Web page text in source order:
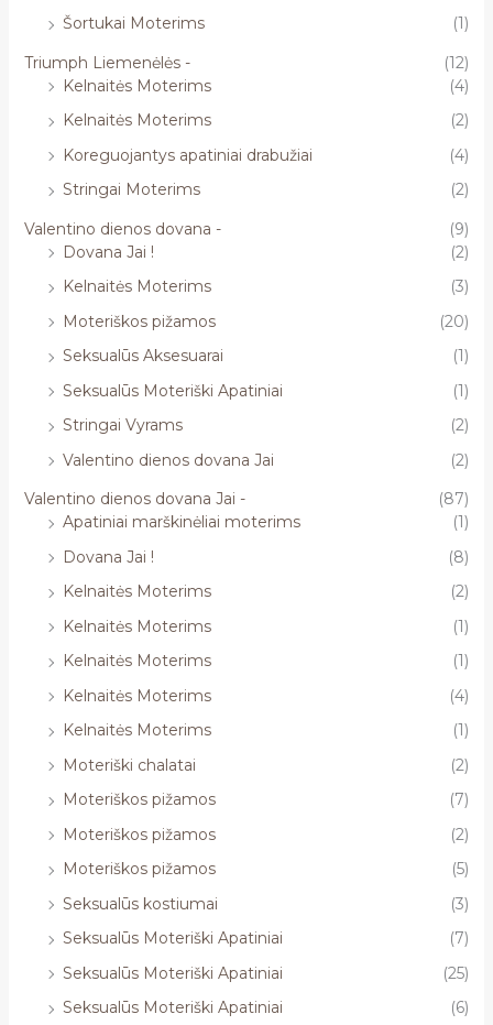
Šortukai Moterims
(1)
Triumph Liemenėlės -
(12)
Kelnaitės Moterims
(4)
Kelnaitės Moterims
(2)
Koreguojantys apatiniai drabužiai
(4)
Stringai Moterims
(2)
Valentino dienos dovana -
(9)
Dovana Jai !
(2)
Kelnaitės Moterims
(3)
Moteriškos pižamos
(20)
Seksualūs Aksesuarai
(1)
Seksualūs Moteriški Apatiniai
(1)
Stringai Vyrams
(2)
Valentino dienos dovana Jai
(2)
Valentino dienos dovana Jai -
(87)
Apatiniai marškinėliai moterims
(1)
Dovana Jai !
(8)
Kelnaitės Moterims
(2)
Kelnaitės Moterims
(1)
Kelnaitės Moterims
(1)
Kelnaitės Moterims
(4)
Kelnaitės Moterims
(1)
Moteriški chalatai
(2)
Moteriškos pižamos
(7)
Moteriškos pižamos
(2)
Moteriškos pižamos
(5)
Seksualūs kostiumai
(3)
Seksualūs Moteriški Apatiniai
(7)
Seksualūs Moteriški Apatiniai
(25)
Seksualūs Moteriški Apatiniai
(6)